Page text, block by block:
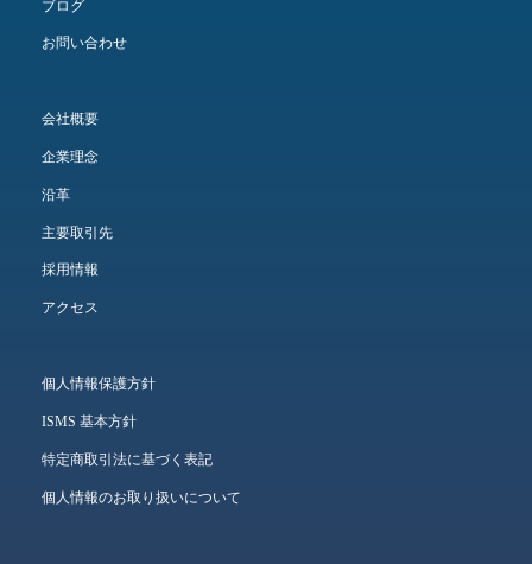
ブログ
お問い合わせ
会社概要
企業理念
沿革
主要取引先
採用情報
アクセス
個人情報保護方針
ISMS 基本方針
特定商取引法に基づく表記
個人情報のお取り扱いについて